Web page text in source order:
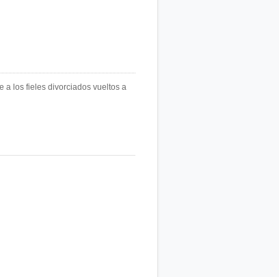
a los fieles divorciados vueltos a